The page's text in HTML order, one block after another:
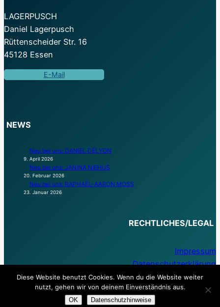
LAGERPUSCH
Daniel Lagerpusch
Rüttenscheider Str. 16
45128 Essen
E-Mail
NEWS
Neu bei uns: DANIEL DÉLYON
9. April 2026
Neu bei uns: JANINA NIEHUS
20. Februar 2026
Neu bei uns: RAPHAËL-AARON MOSS
23. Januar 2026
RECHTLICHES/LEGAL
Impressum
Datenschutzerklärung
Diese Website benutzt Cookies. Wenn du die Website weiter
nutzt, gehen wir von deinem Einverständnis aus.
OK Datenschutzhinweise